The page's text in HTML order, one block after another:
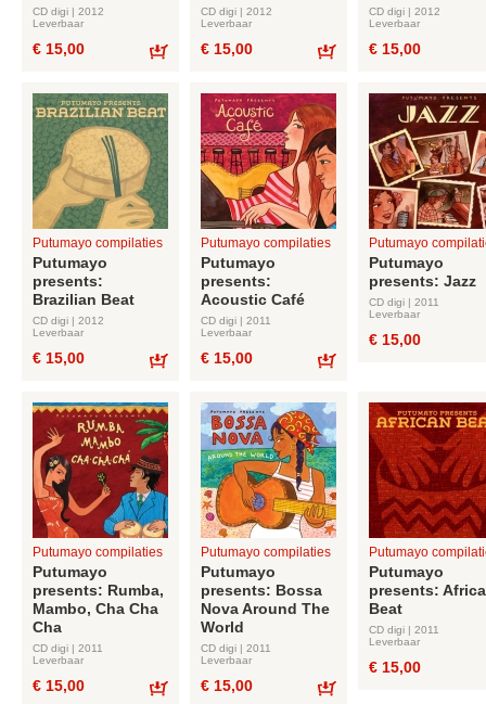
CD digi | 2012
Leverbaar
€ 15,00
CD digi | 2012
Leverbaar
€ 15,00
CD digi | 2012
Leverbaar
€ 15,00
Putumayo compilaties
Putumayo
presents:
Brazilian Beat
CD digi | 2012
Leverbaar
€ 15,00
Putumayo compilaties
Putumayo
presents:
Acoustic Café
CD digi | 2011
Leverbaar
€ 15,00
Putumayo
Putumayo
presents: Jazz
CD digi | 2011
Leverbaar
€ 15,00
Putumayo compilaties
Putumayo
presents: Rumba,
Mambo, Cha Cha
Cha
CD digi | 2011
Leverbaar
€ 15,00
Putumayo compilaties
Putumayo
presents: Bossa
Nova Around The
World
CD digi | 2011
Leverbaar
€ 15,00
Putumayo
Putumayo
presents:
Beat
CD digi | 2011
Leverbaar
€ 15,00